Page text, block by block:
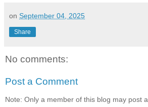
on September 04, 2025
Share
No comments:
Post a Comment
Note: Only a member of this blog may post a